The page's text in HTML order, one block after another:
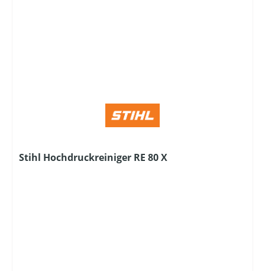
Stihl Hochdruckreiniger RE 80 X